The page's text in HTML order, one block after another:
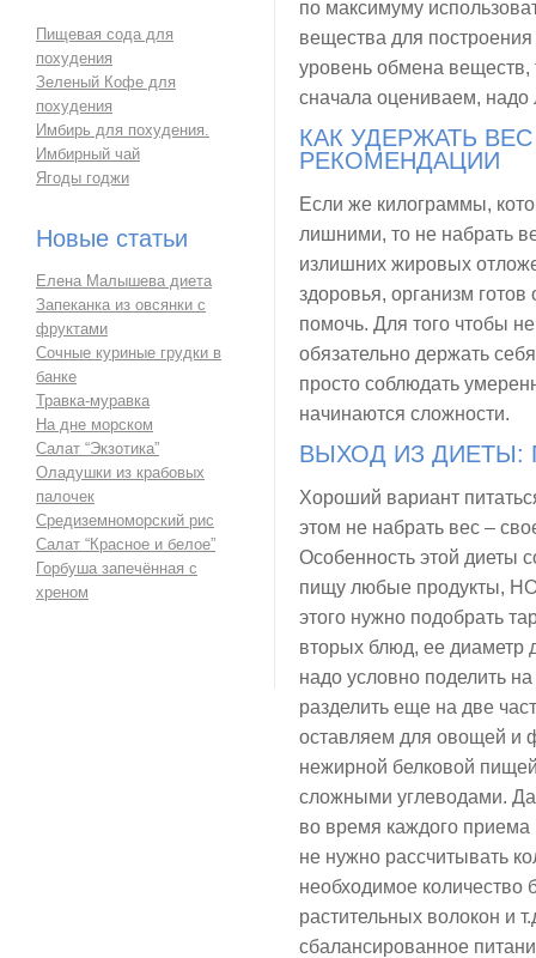
Пищевая сода для
похудения
Зеленый Кофе для
похудения
Имбирь для похудения.
Имбирный чай
Ягоды годжи
Новые статьи
Елена Малышева диета
Запеканка из овсянки с
фруктами
Сочные куриные грудки в
банке
Травка-муравка
На дне морском
Салат “Экзотика”
Оладушки из крабовых
палочек
Средиземноморский рис
Салат “Красное и белое”
Горбуша запечённая с
хреном
по максимуму
вещества для
уровень обмена
сначала оцениваем, надо
КАК УДЕРЖАТЬ
РЕКОМЕНДАЦИИ
Если же килограммы,
лишними, то не набрать
излишних жировых
здоровья, организм
помочь. Для того чтобы
обязательно держать
просто соблюдать
начинаются сложности.
ВЫХОД ИЗ ДИЕТЫ:
Хороший вариант
этом не набрать вес –
Особенность этой диеты
пищу любые продукты,
этого нужно подобрать
вторых блюд, ее диаметр
надо условно поделить
разделить еще на две
оставляем для овощей и
нежирной белковой
сложными углеводами.
во время каждого
не нужно рассчитывать
необходимое количество
растительных волокон и
сбалансированное